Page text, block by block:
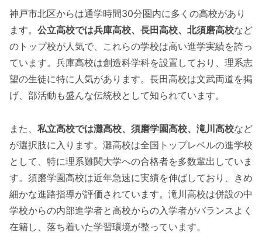
神戸市北区からは通学時間30分圏内に多くの高校があり
ます。 公立高校では兵庫高校、長田高校、北須磨高校など
のトップ校が人気で、これらの学校は高い進学実績を誇っ
ています。兵庫高校は創造科学科を設置しており、理系志
望の生徒に特に人気があります。長田高校は文武両道を掲
げ、部活動も盛んな伝統校として知られています。
また、 私立高校では灘高校、須磨学園高校、滝川高校など
が選択肢に入ります。灘高校は全国トップレベルの進学校
として、特に理系難関大学への合格者を多数輩出していま
す。須磨学園高校は近年急速に実績を伸ばしており、きめ
細かな進路指導が評価されています。滝川高校は併設の中
学校からの内部進学者と高校からの入学者がバランスよく
在籍し、落ち着いた学習環境が整っています。